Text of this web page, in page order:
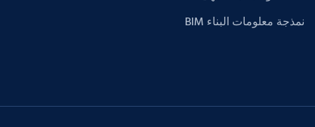
نمذجة معلومات البناء BIM